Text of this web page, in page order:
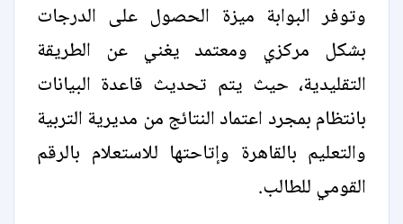
وتوفر البوابة ميزة الحصول على الدرجات
بشكل مركزي ومعتمد يغني عن الطريقة
التقليدية، حيث يتم تحديث قاعدة البيانات
بانتظام بمجرد اعتماد النتائج من مديرية التربية
والتعليم بالقاهرة وإتاحتها للاستعلام بالرقم
القومي للطالب.